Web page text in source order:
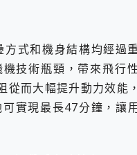
式和機身結構均經過
技術瓶頸，帶來飛行
從而大幅提升動力效能
實現最長47分鐘，讓